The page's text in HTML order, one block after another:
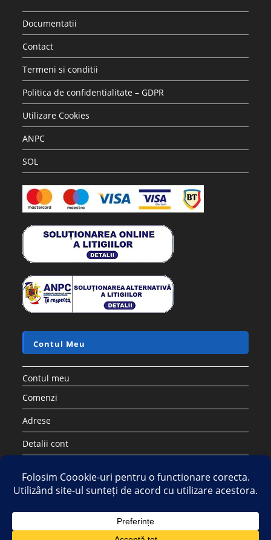
Documentatii
Contact
Termeni si conditii
Politica de confidentialitate – GDPR
Utilizare Cookies
ANPC
SOL
Contul Meu
Contul meu
Comenzi
Adrese
Detalii cont
Copyright 2026 - Strategic DIstribution Group